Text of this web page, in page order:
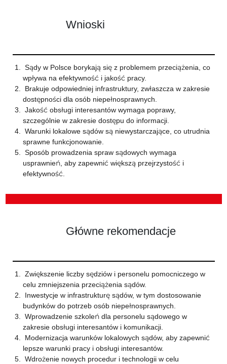
Wnioski
Sądy w Polsce borykają się z problemem przeciążenia, co
wpływa na efektywność i jakość pracy.
Brakuje odpowiedniej infrastruktury, zwłaszcza w zakresie
dostępności dla osób niepełnosprawnych.
Jakość obsługi interesantów wymaga poprawy,
szczególnie w zakresie dostępu do informacji.
Warunki lokalowe sądów są niewystarczające, co utrudnia
sprawne funkcjonowanie.
Sposób prowadzenia spraw sądowych wymaga
usprawnień, aby zapewnić większą przejrzystość i
efektywność.
Główne rekomendacje
Zwiększenie liczby sędziów i personelu pomocniczego w
celu zmniejszenia przeciążenia sądów.
Inwestycje w infrastrukturę sądów, w tym dostosowanie
budynków do potrzeb osób niepełnosprawnych.
Wprowadzenie szkoleń dla personelu sądowego w
zakresie obsługi interesantów i komunikacji.
Modernizacja warunków lokalowych sądów, aby zapewnić
lepsze warunki pracy i obsługi interesantów.
Wdrożenie nowych procedur i technologii w celu